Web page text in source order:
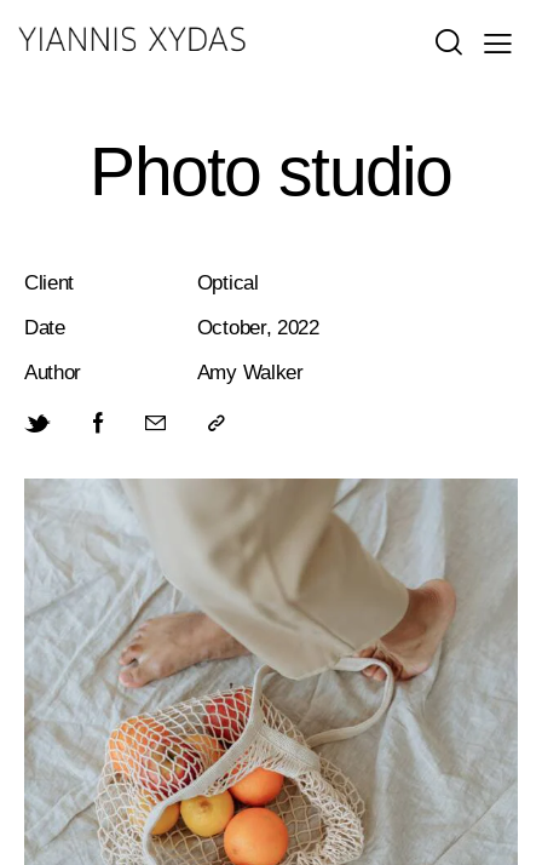
Photo studio
Client
Optical
Date
October, 2022
Author
Amy Walker